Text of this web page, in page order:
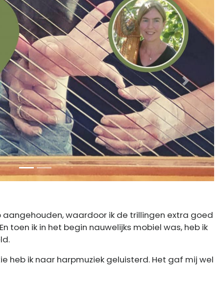
Next
waardoor ik de trillingen extra goed
toen ik in het begin nauwelijks mobiel was, heb ik
heb ik naar harpmuziek geluisterd. Het gaf mij wel